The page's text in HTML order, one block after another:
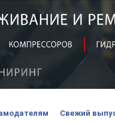
нефтегазовых,
Свежий